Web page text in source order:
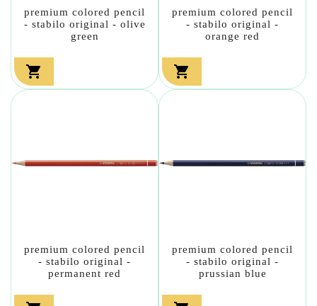
premium colored pencil
- stabilo original - olive
green

premium colored pencil
- stabilo original -
orange red

premium colored pencil
- stabilo original -
permanent red
premium colored pencil
- stabilo original -
prussian blue